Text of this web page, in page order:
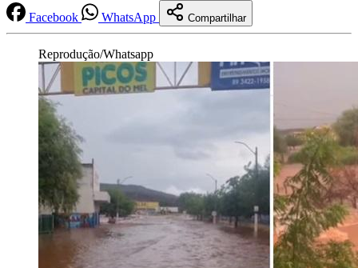
Facebook WhatsApp Compartilhar
Reprodução/Whatsapp